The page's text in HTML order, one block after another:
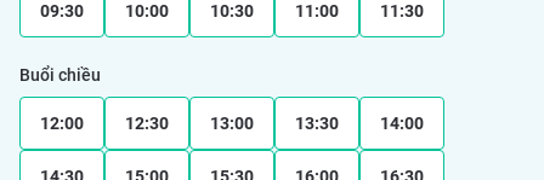
09:30 10:00 10:30 11:00 11:30
Buổi chiều
12:00 12:30 13:00 13:30 14:00